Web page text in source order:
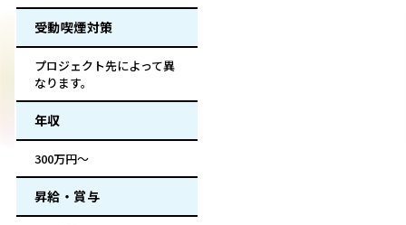
受動喫煙対策
プロジェクト先によって異
なります。
年収
300万円～
昇給・賞与